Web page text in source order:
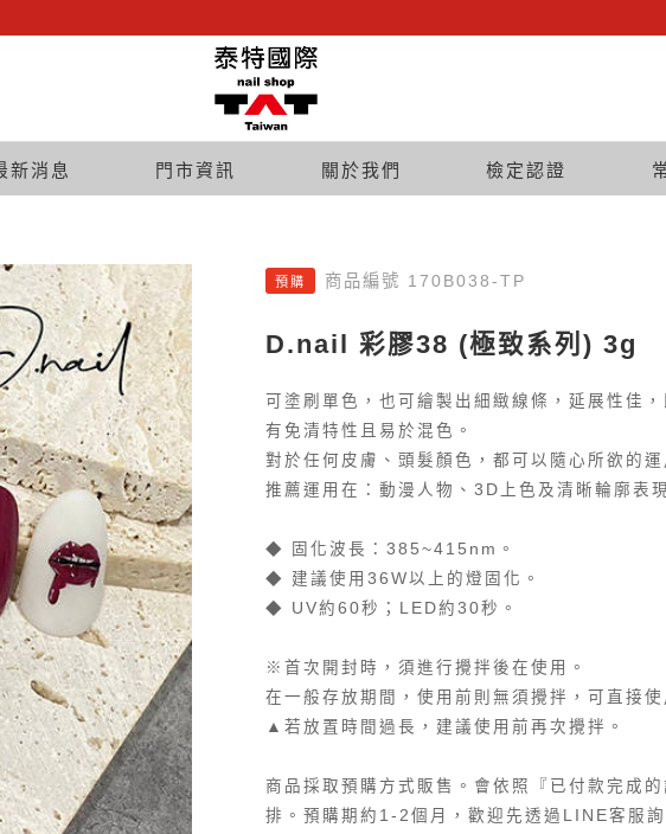
新消息 門市資訊 關於我們 檢定認證
預購 商品編號 170B038-TP
D.nail 彩膠38 (極致系列) 3g
可塗刷單色，也可繪製出細緻線條，延展性佳，
有免清特性且易於混色。
對於任何皮膚、頭髮顏色，都可以隨心所欲的運
推薦運用在：動漫人物、3D上色及清晰輪廓表現
◆ 固化波長：385~415nm。
◆ 建議使用36W以上的燈固化。
◆ UV約60秒；LED約30秒。
※首次開封時，須進行攪拌後在使用。
在一般存放期間，使用前則無須攪拌，可直接使
▲若放置時間過長，建議使用前再次攪拌。
商品採取預購方式販售。會依照『已付款完成
排。預購期約1-2個月，歡迎先透過LINE客服